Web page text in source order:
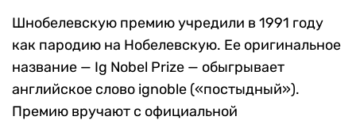
Шнобелевскую премию учредили в 1991 году
как пародию на Нобелевскую. Ее оригинальное
название — Ig Nobel Prize — обыгрывает
английское слово ignoble («постыдный»).
Премию вручают с официальной